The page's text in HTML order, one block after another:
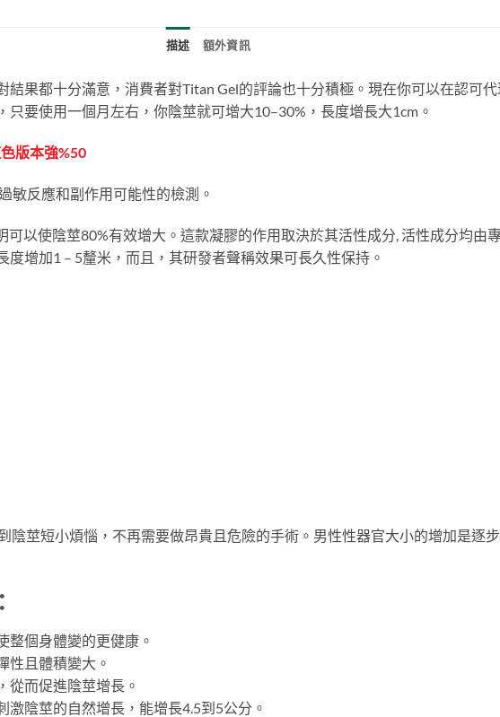
描述 額外資訊
結果都十分滿意，消費者對Titan Gel的評論也十分積極。現在你可以在認可
要使用一個月左右，你陰莖就可增大10–30%，長度增長大1cm。
版本強%50
敏反應和副作用可能性的檢測。
以使陰莖80%有效增大。這款凝膠的作用取決於其活性成分, 活性成分均由
增加1 – 5釐米，而且，其研發者聲稱效果可長久性保持。
陰莖短小煩惱，不再需要做昂貴且危險的手術。男性性器官大小的增加是逐
整個身體變的更健康。
性且體積變大。
從而促進陰莖增長。
陰莖的自然增長，能增長4.5到5公分。